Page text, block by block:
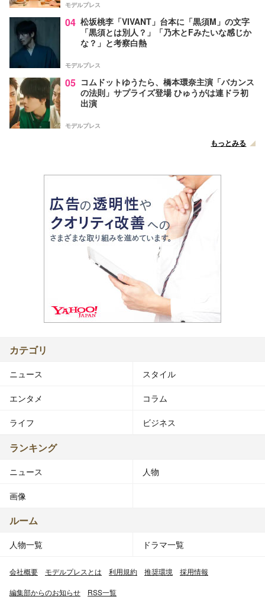
モデルプレス
04 松坂桃李「VIVANT」台本に「黒須M」の文字
「黒須とは別人？」「乃木とFみたいな感じか
な？」と考察白熱
モデルプレス
05 コムドットゆうたら、橋本環奈主演「バカンス
の法則」サプライズ登場 ひゅうがは連ドラ初
出演
モデルプレス
もっとみる
カテゴリ
ニュース スタイル
エンタメ コラム
ライフ ビジネス
ランキング
ニュース 人物
画像
ルーム
人物一覧 ドラマ一覧
会社概要 モデルプレスとは 利用規約 推奨環境 採用情報
編集部からのお知らせ RSS一覧